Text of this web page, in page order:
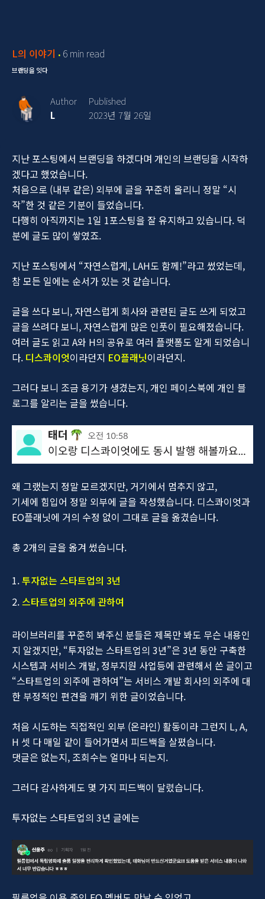
L의 이야기 6 min read
브랜딩을 잇다
Author
L
Published
2023년 7월 26일
지난 포스팅에서 브랜딩을 하겠다며 개인의 브랜딩을 시작하
겠다고 했었습니다.
처음으로 (내부 같은) 외부에 글을 꾸준히 올리니 정말 “시
작”한 것 같은 기분이 들었습니다.
다행히 아직까지는 1일 1포스팅을 잘 유지하고 있습니다. 덕
분에 글도 많이 쌓였죠.
지난 포스팅에서 “자연스럽게, LAH도 함께!”라고 썼었는데,
참 모든 일에는 순서가 있는 것 같습니다.
글을 쓰다 보니, 자연스럽게 회사와 관련된 글도 쓰게 되었고
글을 쓰려다 보니, 자연스럽게 많은 인풋이 필요해졌습니다.
여러 글도 읽고 A와 H의 공유로 여러 플랫폼도 알게 되었습니
다. 디스콰이엇이라던지 EO플래닛이라던지.
그러다 보니 조금 용기가 생겼는지, 개인 페이스북에 개인 블
로그를 알리는 글을 썼습니다.
왜 그랬는지 정말 모르겠지만, 거기에서 멈추지 않고,
기세에 힘입어 정말 외부에 글을 작성했습니다. 디스콰이엇과
EO플래닛에 거의 수정 없이 그대로 글을 옮겼습니다.
총 2개의 글을 옮겨 썼습니다.
투자없는 스타트업의 3년
스타트업의 외주에 관하여
라이브러리를 꾸준히 봐주신 분들은 제목만 봐도 무슨 내용인
지 알겠지만, “투자없는 스타트업의 3년”은 3년 동안 구축한
시스템과 서비스 개발, 정부지원 사업등에 관련해서 쓴 글이고
“스타트업의 외주에 관하여”는 서비스 개발 회사의 외주에 대
한 부정적인 편견을 깨기 위한 글이었습니다.
처음 시도하는 직접적인 외부 (온라인) 활동이라 그런지 L, A,
H 셋 다 매일 같이 들어가면서 피드백을 살폈습니다.
댓글은 없는지, 조회수는 얼마나 되는지.
그러다 감사하게도 몇 가지 피드백이 달렸습니다.
투자없는 스타트업의 3년 글에는